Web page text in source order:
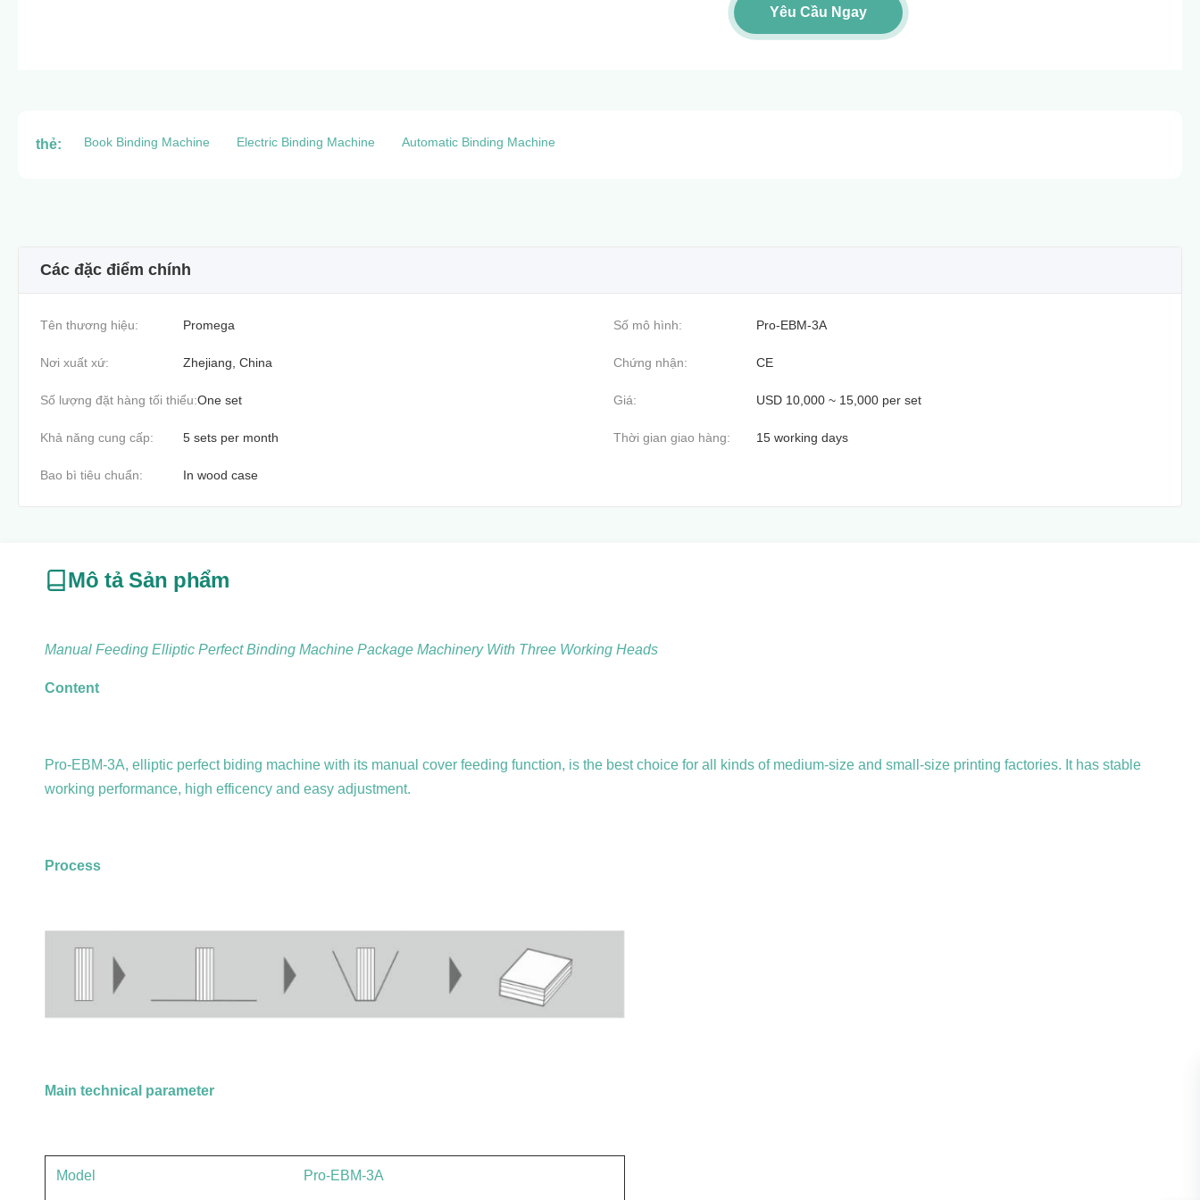
Yêu Cầu Ngay
thẻ: Book Binding Machine Electric Binding Machine Automatic Binding Machine
Các đặc điểm chính
Tên thương hiệu: Promega Số mô hình: Pro-EBM-3A
Nơi xuất xứ: Zhejiang, China Chứng nhận: CE
Số lượng đặt hàng tối thiểu:One set Giá: USD 10,000 ~ 15,000 per set
Khả năng cung cấp: 5 sets per month Thời gian giao hàng: 15 working days
Bao bì tiêu chuẩn: In wood case
Mô tả Sản phẩm
Manual Feeding Elliptic Perfect Binding Machine Package Machinery With Three Working Heads
Content
Pro-EBM-3A, elliptic perfect biding machine with its manual cover feeding function, is the best choice for all kinds of medium-size and small-size printing factories. It has stable
working performance, high efficency and easy adjustment.
Process
Main technical parameter
Model Pro-EBM-3A